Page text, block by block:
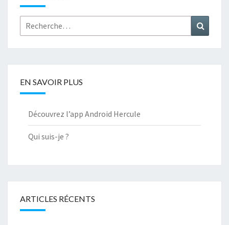
Rechercher :
EN SAVOIR PLUS
Découvrez l’app Android Hercule
Qui suis-je ?
ARTICLES RÉCENTS